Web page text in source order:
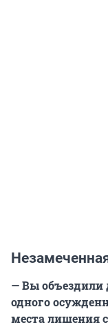
— Вы
одного
места лишения